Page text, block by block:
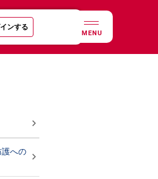
ンする
MENU
への